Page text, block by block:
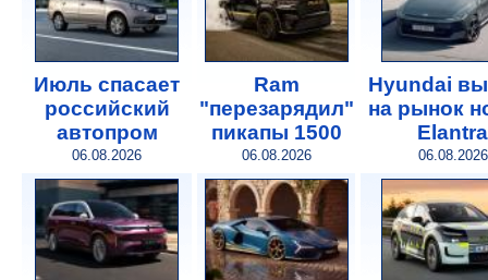
Июль спасает
российский
автопром
06.08.2026
Ram
"перезарядил"
пикапы 1500
06.08.2026
Hyundai
на рынок
Elantra
06.08.2026